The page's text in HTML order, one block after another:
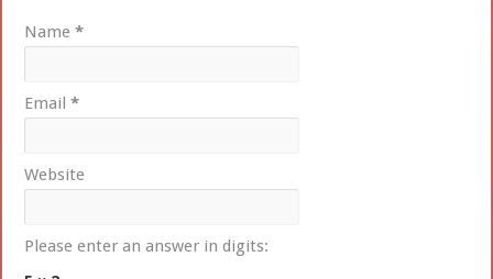
Name*
Email*
Website
Please enter an answer in digits: